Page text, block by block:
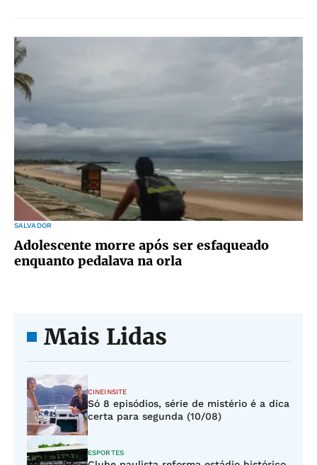
SALVADOR
Adolescente morre após ser esfaqueado
enquanto pedalava na orla
Mais Lidas
CINEINSITE
Só 8 episódios, série de mistério é a dica
certa para segunda (10/08)
ESPORTES